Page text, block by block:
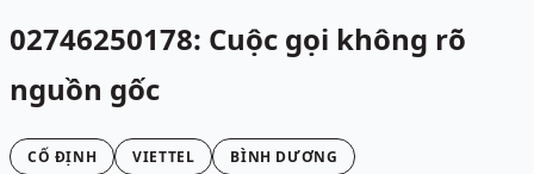
02746250178: Cuộc gọi không rõ
nguồn gốc
CỐ ĐỊNH VIETTEL BÌNH DƯƠNG